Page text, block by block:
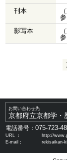
刊本
影写本
お問い合わせ先
京都府立京都学・
電話番号：075-723-
URL ：
http://
E-mail：
rekisaikan-